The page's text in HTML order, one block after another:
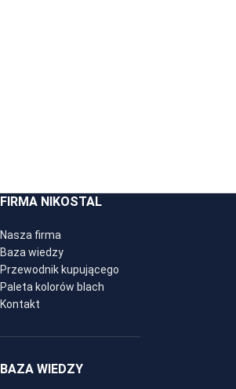
FIRMA NIKOSTAL
Nasza firma
Baza wiedzy
Przewodnik kupującego
Paleta kolorów blach
Kontakt
BAZA WIEDZY